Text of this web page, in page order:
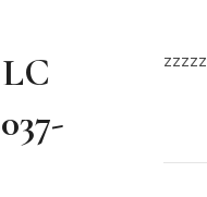
zzzzz